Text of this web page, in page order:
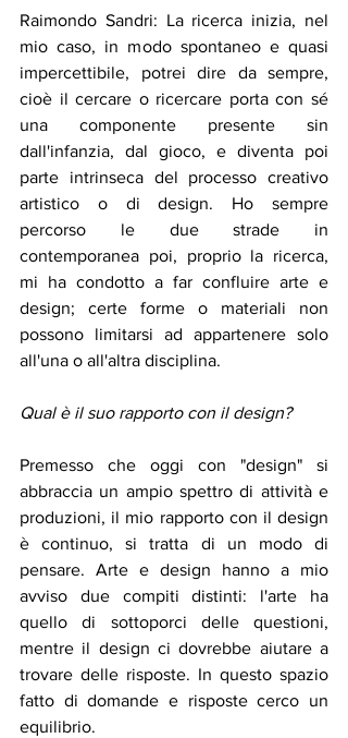
Raimondo Sandri: La ricerca inizia, nel
mio caso, in modo spontaneo e quasi
impercettibile, potrei dire da sempre,
cioè il cercare o ricercare porta con sé
una componente presente sin
dall'infanzia, dal gioco, e diventa poi
parte intrinseca del processo creativo
artistico o di design. Ho sempre
percorso le due strade in
contemporanea poi, proprio la ricerca,
mi ha condotto a far confluire arte e
design; certe forme o materiali non
possono limitarsi ad appartenere solo
all'una o all'altra disciplina.
Qual è il suo rapporto con il design?
Premesso che oggi con "design" si
abbraccia un ampio spettro di attività e
produzioni, il mio rapporto con il design
è continuo, si tratta di un modo di
pensare. Arte e design hanno a mio
avviso due compiti distinti: l'arte ha
quello di sottoporci delle questioni,
mentre il design ci dovrebbe aiutare a
trovare delle risposte. In questo spazio
fatto di domande e risposte cerco un
equilibrio.